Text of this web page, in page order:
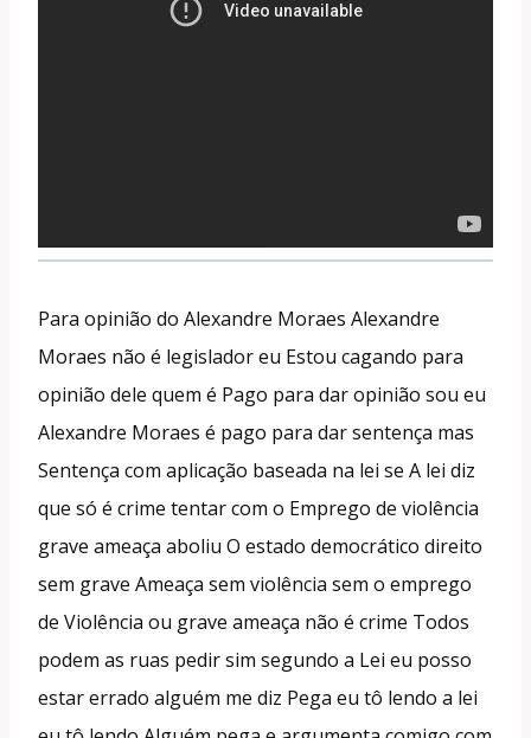
Para opinião do Alexandre Moraes Alexandre
Moraes não é legislador eu Estou cagando para
opinião dele quem é Pago para dar opinião sou eu
Alexandre Moraes é pago para dar sentença mas
Sentença com aplicação baseada na lei se A lei diz
que só é crime tentar com o Emprego de violência
grave ameaça aboliu O estado democrático direito
sem grave Ameaça sem violência sem o emprego
de Violência ou grave ameaça não é crime Todos
podem as ruas pedir sim segundo a Lei eu posso
estar errado alguém me diz Pega eu tô lendo a lei